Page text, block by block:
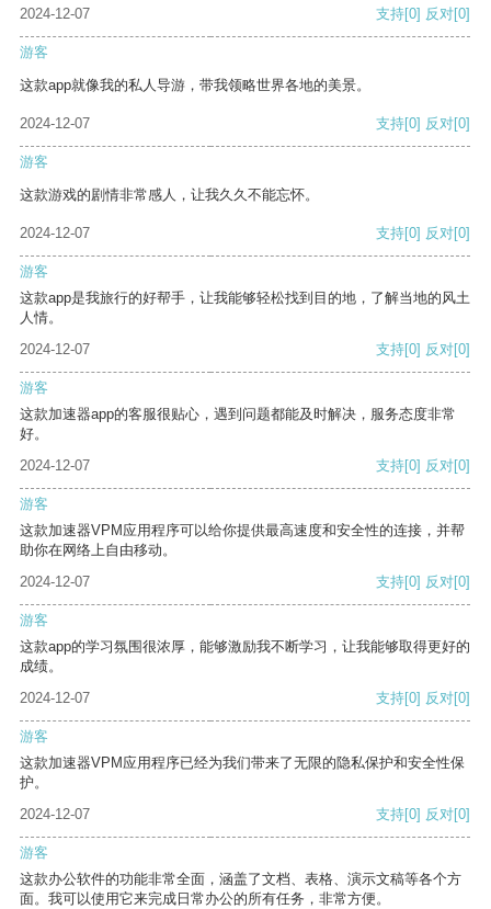
2024-12-07 支持[0] 反对[0]
游客
这款app就像我的私人导游，带我领略世界各地的美景。
2024-12-07 支持[0] 反对[0]
游客
这款游戏的剧情非常感人，让我久久不能忘怀。
2024-12-07 支持[0] 反对[0]
游客
这款app是我旅行的好帮手，让我能够轻松找到目的地，了解当地的风土
人情。
2024-12-07
支持[0] 反对[0]
游客
这款加速器app的客服很贴心，遇到问题都能及时解决，服务态度非常
好。
2024-12-07
支持[0] 反对[0]
游客
这款加速器VPM应用程序可以给你提供最高速度和安全性的连接，并帮
助你在网络上自由移动。
2024-12-07
支持[0] 反对[0]
游客
这款app的学习氛围很浓厚，能够激励我不断学习，让我能够取得更好的
成绩。
2024-12-07
支持[0] 反对[0]
游客
这款加速器VPM应用程序已经为我们带来了无限的隐私保护和安全性保
护。
2024-12-07
支持[0] 反对[0]
游客
这款办公软件的功能非常全面，涵盖了文档、表格、演示文稿等各个方
面。我可以使用它来完成日常办公的所有任务，非常方便。